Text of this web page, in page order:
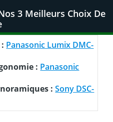
3 Meilleurs Choix De
Panasonic Lumix DMC-
: Panasonic
:Sony DSC-